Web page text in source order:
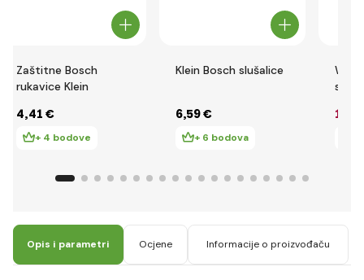
Zaštitne Bosch
rukavice Klein
4,41 €
+ 4 bodove
Klein Bosch slušalice
6,59 €
+ 6 bodova
stol
11
Opis i parametri Ocjene Informacije o proizvođaču